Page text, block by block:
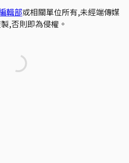
輯部或相關單位所有,未經端傳媒
,否則即為侵權。